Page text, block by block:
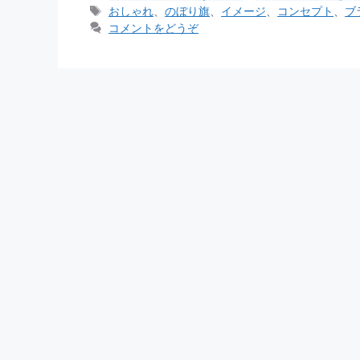
テ
ゴ
タ
グ
おしゃれ 、のぼり旗 イメージ コンセプト ブ
コメントをどうぞ